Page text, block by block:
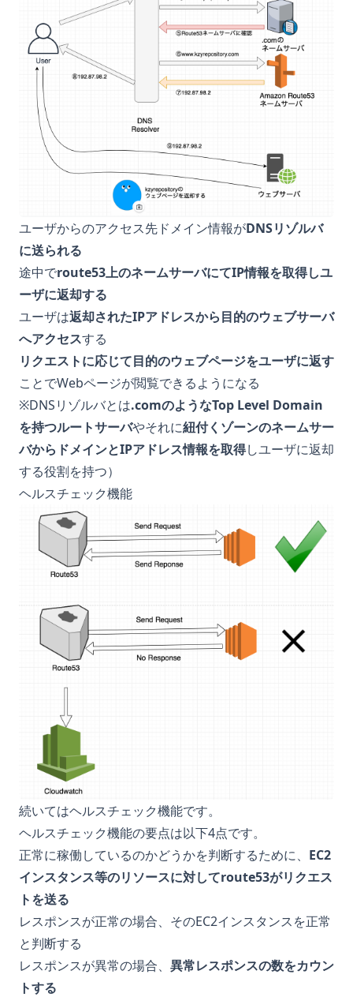
ユーザからのアクセス先ドメイン情報がDNSリゾルバ
に送られる
途中でroute53上のネームサーバにてIP情報を取得しユ
ーザに返却する
ユーザは返却されたIPアドレスから目的のウェブサーバ
へアクセスする
リクエストに応じて目的のウェブページをユーザに返す
ことでWebページが閲覧できるようになる
※DNSリゾルバとは.comのようなTop Level Domain
を持つルートサーバやそれに紐付くゾーンのネームサー
バからドメインとIPアドレス情報を取得しユーザに返却
する役割を持つ）
ヘルスチェック機能
続いてはヘルスチェック機能です。
ヘルスチェック機能の要点は以下4点です。
正常に稼働しているのかどうかを判断するために、 EC2
インスタンス等のリソースに対してroute53がリクエス
トを送る
レスポンスが正常の場合、そのEC2インスタンスを正常
と判断する
レスポンスが異常の場合、 異常レスポンスの数をカウン
トする